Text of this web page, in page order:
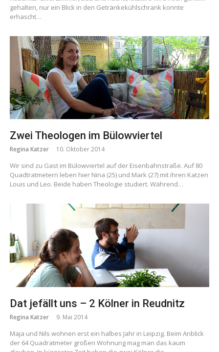
gehalten, nur ein Blick in den Getränkekühlschrank konnte
erhascht…
Zwei Theologen im Bülowviertel
Regina Katzer 10. Oktober 2014
Wir sind zu Gast im Bülowviertel auf der Eisenbahnstraße. Auf 80
Quadtratmetern leben hier Nina (25) und Mark (27) mit ihren Katzen
Louis und Leo. Beide haben Theologie studiert. Während…
Dat jefällt uns – 2 Kölner in Reudnitz
Regina Katzer 9. Mai 2014
Maja und Nils wohnen erst ein halbes Jahr in Leipzig. Beim Anblick
der 64 Quadratmeter großen Wohnung mag man das kaum